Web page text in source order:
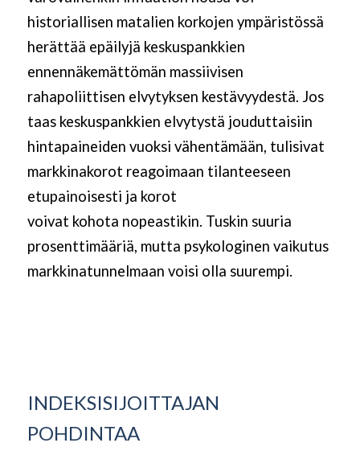
historiallisen matalien korkojen ympäristössä
herättää epäilyjä keskuspankkien
ennennäkemättömän massiivisen
rahapoliittisen elvytyksen kestävyydestä. Jos
taas keskuspankkien elvytystä jouduttaisiin
hintapaineiden vuoksi vähentämään, tulisivat
markkinakorot reagoimaan tilanteeseen
etupainoisesti ja korot
voivat kohota nopeastikin. Tuskin suuria
prosenttimääriä, mutta psykologinen vaikutus
markkinatunnelmaan voisi olla suurempi.
INDEKSISIJOITTAJAN
POHDINTAA